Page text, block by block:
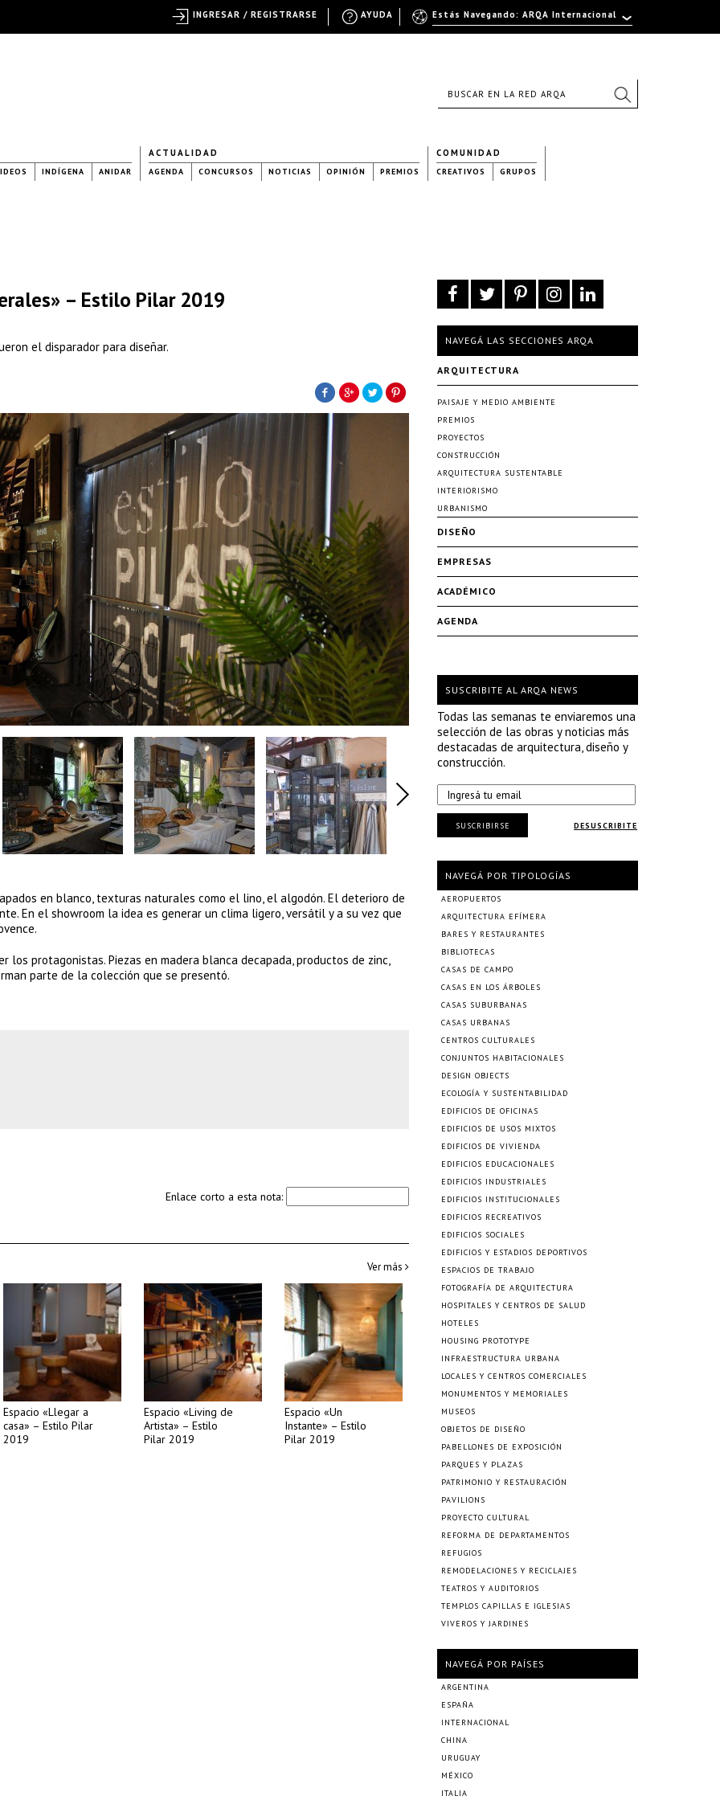
INDÍGENA ANIDAR
ACTUALIDAD
AGENDA CONCURSOS NOTICIAS OPINIÓN PREMIOS
COMUNIDAD
CREATIVOS GRUPOS
– Estilo Pilar 2019
el disparador para diseñar.
en blanco, texturas naturales como el lino, el algodón. El deterioro de
En el showroom la idea es generar un clima ligero, versátil y a su vez que
los protagonistas. Piezas en madera blanca decapada, productos de zinc,
parte de la colección que se presentó.
Enlace corto a esta nota:
Ver más
Espacio «Llegar a
casa» – Estilo Pilar
2019
Espacio «Living de
Artista» – Estilo
Pilar 2019
Espacio «Un
Instante» – Estilo
Pilar 2019
NAVEGÁ LAS SECCIONES ARQA
ARQUITECTURA
PAISAJE Y MEDIO AMBIENTE
PREMIOS
PROYECTOS
CONSTRUCCIÓN
ARQUITECTURA SUSTENTABLE
INTERIORISMO
URBANISMO
DISEÑO
EMPRESAS
ACADÉMICO
AGENDA
SUSCRIBITE AL ARQA NEWS
Todas las semanas te enviaremos una
selección de las obras y noticias más
destacadas de arquitectura, diseño y
construcción.
DESUSCRIBITE
SUSCRIBIRSE
NAVEGÁ POR TIPOLOGÍAS
AEROPUERTOS
ARQUITECTURA EFÍMERA
BARES Y RESTAURANTES
BIBLIOTECAS
CASAS DE CAMPO
CASAS EN LOS ÁRBOLES
CASAS SUBURBANAS
CASAS URBANAS
CENTROS CULTURALES
CONJUNTOS HABITACIONALES
DESIGN OBJECTS
ECOLOGÍA Y SUSTENTABILIDAD
EDIFICIOS DE OFICINAS
EDIFICIOS DE USOS MIXTOS
EDIFICIOS DE VIVIENDA
EDIFICIOS EDUCACIONALES
EDIFICIOS INDUSTRIALES
EDIFICIOS INSTITUCIONALES
EDIFICIOS RECREATIVOS
EDIFICIOS SOCIALES
EDIFICIOS Y ESTADIOS DEPORTIVOS
ESPACIOS DE TRABAJO
FOTOGRAFÍA DE ARQUITECTURA
HOSPITALES Y CENTROS DE SALUD
HOTELES
HOUSING PROTOTYPE
INFRAESTRUCTURA URBANA
LOCALES Y CENTROS COMERCIALES
MONUMENTOS Y MEMORIALES
MUSEOS
OBJETOS DE DISEÑO
PABELLONES DE EXPOSICIÓN
PARQUES Y PLAZAS
PATRIMONIO Y RESTAURACIÓN
PAVILIONS
PROYECTO CULTURAL
REFORMA DE DEPARTAMENTOS
REFUGIOS
REMODELACIONES Y RECICLAJES
TEATROS Y AUDITORIOS
TEMPLOS CAPILLAS E IGLESIAS
VIVEROS Y JARDINES
NAVEGÁ POR PAÍSES
ARGENTINA
ESPAÑA
INTERNACIONAL
CHINA
URUGUAY
MÉXICO
ITALIA
Estás Navegando: ARQA Internacional
AYUDA
INGRESAR / REGISTRARSE